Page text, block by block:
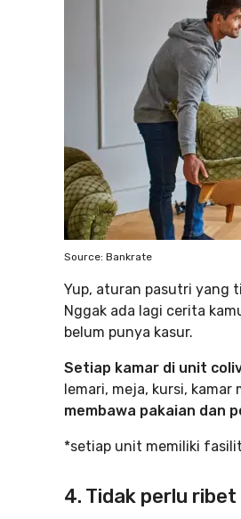
Source: Bankrate
Yup, aturan pasutri yang
Nggak ada lagi cerita
belum punya kasur.
Setiap kamar di unit
lemari, meja, kursi, kamar
membawa pakaian dan
*setiap unit memiliki
4. Tidak perlu